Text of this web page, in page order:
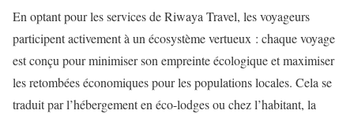
En optant pour les services de Riwaya Travel, les voyageurs
participent activement à un écosystème vertueux : chaque voyage
est conçu pour minimiser son empreinte écologique et maximiser
les retombées économiques pour les populations locales. Cela se
traduit par l’hébergement en éco-lodges ou chez l’habitant, la